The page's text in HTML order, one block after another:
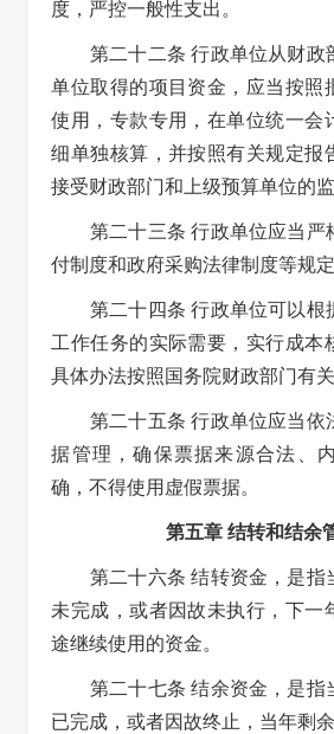
度，严控一般性支出。
第二十二条 行政单位从财政
单位取得的项目资金，应当按照
使用，专款专用，在单位统一会
细单独核算，并按照有关规定报
接受财政部门和上级预算单位的
第二十三条 行政单位应当严
付制度和政府采购法律制度等规定
第二十四条 行政单位可以根
工作任务的实际需要，实行成本
具体办法按照国务院财政部门有
第二十五条 行政单位应当依
据管理，确保票据来源合法、
确，不得使用虚假票据。
第五章 结转和结余
第二十六条 结转资金，是指
未完成，或者因故未执行，下一
途继续使用的资金。
第二十七条 结余资金，是指
已完成，或者因故终止，当年剩